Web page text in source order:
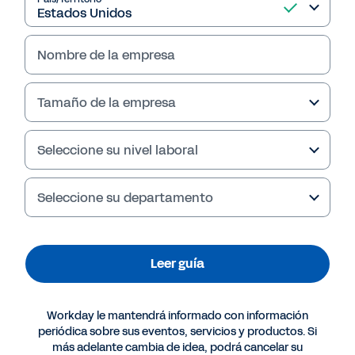
nuevas oportunidades.
Leer guía
Nombre de la empresa
Tamaño de la empresa
Seleccione su nivel laboral
Seleccione su departamento
Leer guía
Workday le mantendrá informado con información
periódica sobre sus eventos, servicios y productos. Si
más adelante cambia de idea, podrá cancelar su